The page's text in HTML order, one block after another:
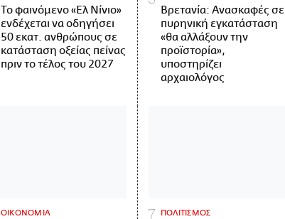
Το φαινόμενο «Ελ Νίνιο»
ενδέχεται να οδηγήσει
50 εκατ. ανθρώπους σε
κατάσταση οξείας πείνας
πριν το τέλος του 2027
Βρετανία: Ανασκαφές σε
πυρηνική εγκατάσταση
«θα αλλάξουν την
προϊστορία»,
υποστηρίζει
αρχαιολόγος
ΟΙΚΟΝΟΜΙΑ ΠΟΛΙΤΙΣΜΟΣ